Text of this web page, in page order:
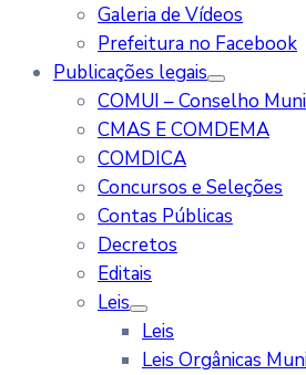
Galeria de Vídeos
Prefeitura no Facebook
Publicações legais
COMUI – Conselho
CMAS E COMDEMA
COMDICA
Concursos e Seleções
Contas Públicas
Decretos
Editais
Leis
Leis
Leis Orgânicas